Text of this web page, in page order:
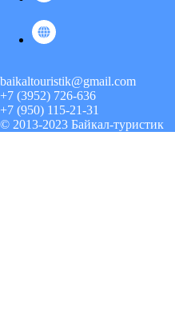
baikaltouristik@gmail.com
+7 (3952) 726-636
+7 (950) 115-21-31
© 2013-2023 Байкал-туристик